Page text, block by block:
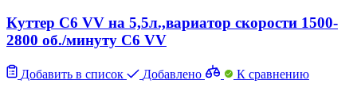
Куттер C6 VV на 5,5л.,вариатор скорости 1500-
2800 об./минуту C6 VV
Добавить в список Добавлено К сравнению